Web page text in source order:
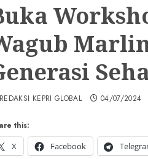
this:
X
Facebook
REDAKSI KEPRI GLOBAL 04/07/2024